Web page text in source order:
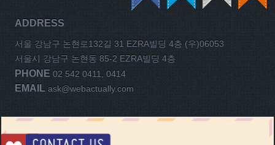
ADDRESS
서울 강남구 논현로132길 31 EZRA빌딩 4층 (우)06053
서울시 강남구 논현동 85-2 EZRA빌딩 4층
PHONE 02 542 0411, 0414
EMAIL ask@webactually.com